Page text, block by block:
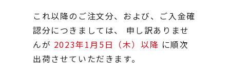
これ以降のご注文分、および、ご入金確
認分につきましては、
申し訳ありませ
んが 2023年1月5日（木）以降 に順次
出荷させていただきます。